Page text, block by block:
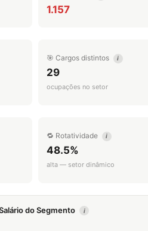
1.157
🎯 Cargos distintos i
29
ocupações no setor
🔁 Rotatividade i
48.5%
alta — setor dinâmico
do Segmento i